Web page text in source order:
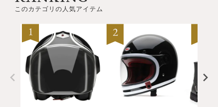
このカテゴリの人気アイテム